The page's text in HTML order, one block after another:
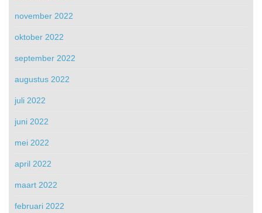
november 2022
oktober 2022
september 2022
augustus 2022
juli 2022
juni 2022
mei 2022
april 2022
maart 2022
februari 2022